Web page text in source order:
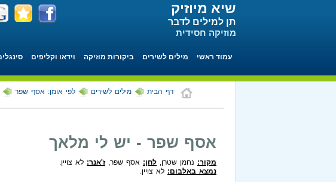
שיא מיוזיק
תן למילים לדבר
מוזיקה חסידית
עמוד ראשי מילים לשירים ביקורות מוזיקה וידאו וקליפים
דף הבית מילים לשירים לפי אומן: אסף שפר
אסף שפר - יש לי מלאך
מקור: נחמן שטרן, לחן: אסף שפר,ז'אנר: לא צויין.
נמצא באלבום: לא צויין.